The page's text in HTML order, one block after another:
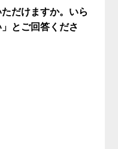
だけますか。いら
とご回答くださ